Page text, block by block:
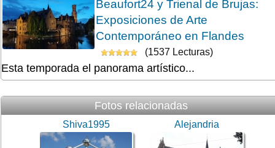
Beaufort24 y Trienal de Brujas:
Exposiciones de Arte
Contemporáneo en Flandes
(1537 Lecturas)
Esta temporada el panorama artístico...
Fotos relacionadas
Shiva1995 Alejandria